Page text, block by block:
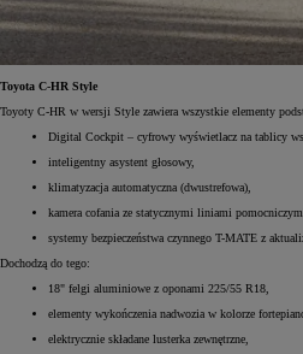
Toyota C-HR Style
Toyoty C-HR w wersji Style zawiera wszystkie elementy
Digital Cockpit – cyfrowy wyświetlacz na tablicy
inteligentny asystent głosowy,
klimatyzacja automatyczna (dwustrefowa),
kamera cofania ze statycznymi liniami
systemy bezpieczeństwa czynnego T-MATE z
Dochodzą do tego:
18" felgi aluminiowe z oponami 225/55 R18,
elementy wykończenia nadwozia w kolorze
elektrycznie składane lusterka zewnętrzne,